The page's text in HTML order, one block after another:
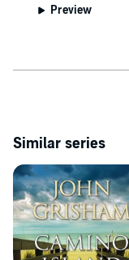
Preview
Similar series